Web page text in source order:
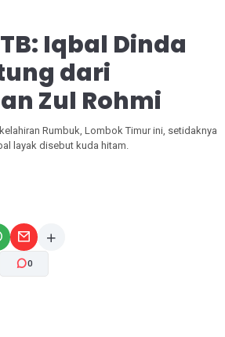
Iqbal Dinda
dari
Zul Rohmi
Rumbuk, Lombok Timur ini, setidaknya
layak disebut kuda hitam.
0